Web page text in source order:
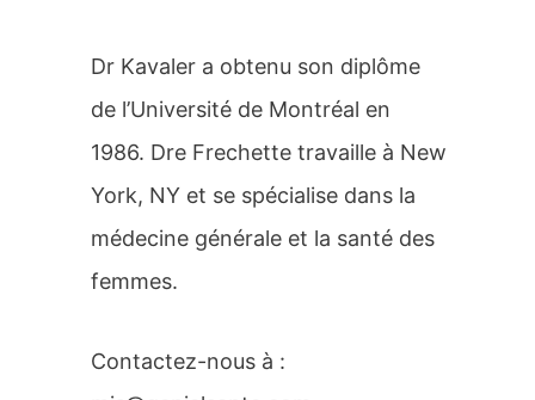
Dr Kavaler a obtenu son diplôme
de l’Université de Montréal en
1986. Dre Frechette travaille à New
York, NY et se spécialise dans la
médecine générale et la santé des
femmes.
Contactez-nous à :